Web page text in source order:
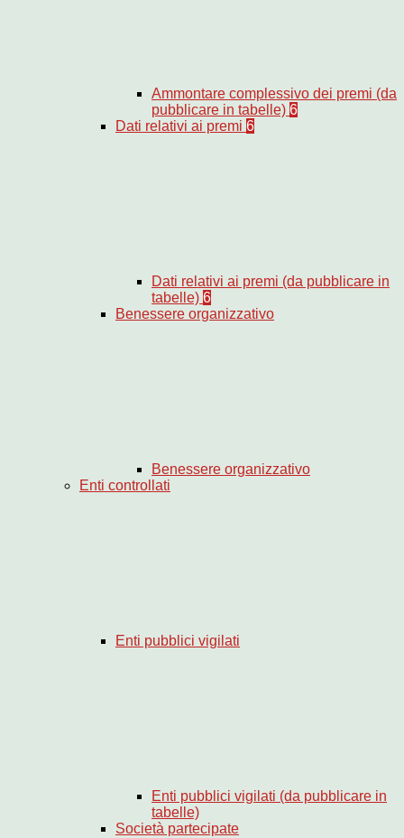
Ammontare complessivo dei premi (da
pubblicare in tabelle) 6
Dati relativi ai premi 6
Dati relativi ai premi (da pubblicare in
tabelle) 6
Benessere organizzativo
Benessere organizzativo
Enti controllati
Enti pubblici vigilati
Enti pubblici vigilati (da pubblicare in
tabelle)
Società partecipate